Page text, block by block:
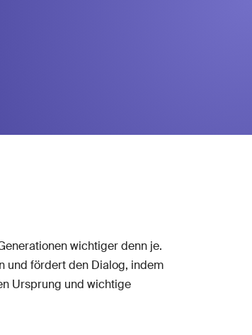
wichtiger denn je.
und fördert den Dialog, indem
Ursprung und wichtige